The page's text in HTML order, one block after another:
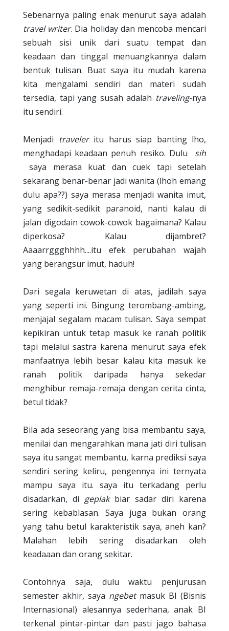
Sebenarnya paling enak menurut saya adalah
travel writer. Dia holiday dan mencoba mencari
sebuah sisi unik dari suatu tempat dan
keadaan dan tinggal menuangkannya dalam
bentuk tulisan. Buat saya itu mudah karena
kita mengalami sendiri dan materi sudah
tersedia, tapi yang susah adalah traveling-nya
itu sendiri.
Menjadi traveleritu harus siap banting lho,
menghadapi keadaan penuh resiko. Dulu
sih
saya merasa kuat dan cuek tapi setelah
sekarang benar-benar jadi wanita (lhoh emang
dulu apa??) saya merasa menjadi wanita imut,
yang sedikit-sedikit paranoid, nanti kalau di
jalan digodain cowok-cowok bagaimana? Kalau
diperkosa? Kalau dijambret?
Aaaarrggghhhh....itu efek perubahan wajah
yang berangsur imut, haduh!
Dari segala keruwetan di atas, jadilah saya
yang seperti ini. Bingung terombang-ambing,
menjajal segalam macam tulisan. Saya sempat
kepikiran untuk tetap masuk ke ranah politik
tapi melalui sastra karena menurut saya efek
manfaatnya lebih besar kalau kita masuk ke
ranah politik daripada hanya sekedar
menghibur remaja-remaja dengan cerita cinta,
betul tidak?
Bila ada seseorang yang bisa membantu saya,
menilai dan mengarahkan mana jati diri tulisan
saya itu sangat membantu, karna prediksi saya
sendiri sering keliru, pengennya ini ternyata
mampu saya itu. saya itu terkadang perlu
disadarkan, di geplakbiar sadar diri karena
sering kebablasan. Saya juga bukan orang
yang tahu betul karakteristik saya, aneh kan?
Malahan lebih sering disadarkan oleh
keadaaan dan orang sekitar.
Contohnya saja, dulu waktu penjurusan
semester akhir, saya ngebetmasuk BI (Bisnis
Internasional) alesannya sederhana, anak BI
terkenal pintar-pintar dan pasti jago bahasa